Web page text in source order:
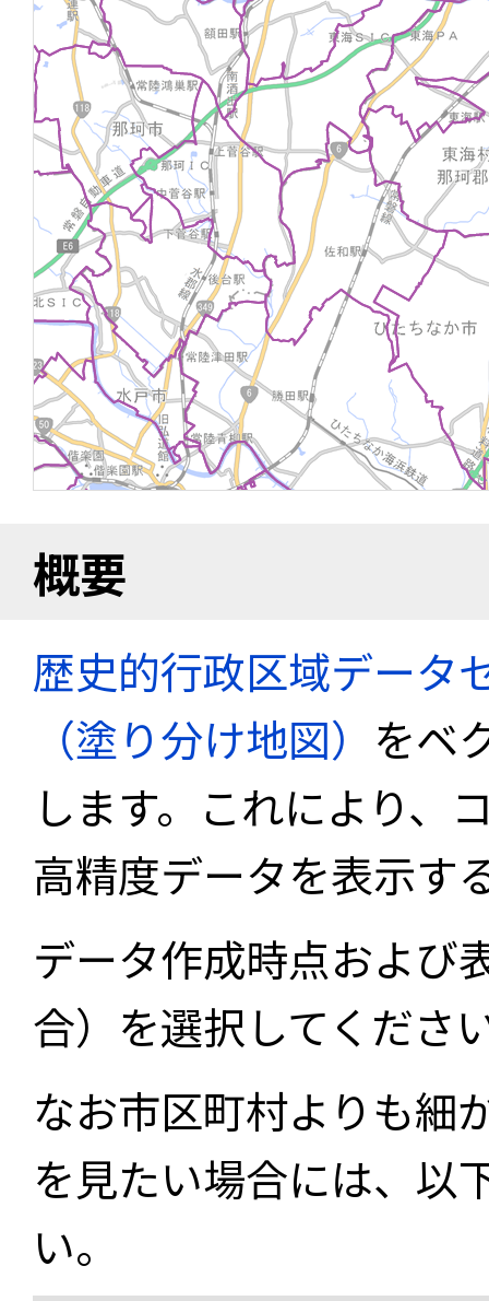
概要
歴史的行政区域データ
（塗り分け地図） をベ
します。これにより、
高精度データを表示す
データ作成時点および
合）を選択してくださ
なお市区町村よりも細
を見たい場合には、以
い。